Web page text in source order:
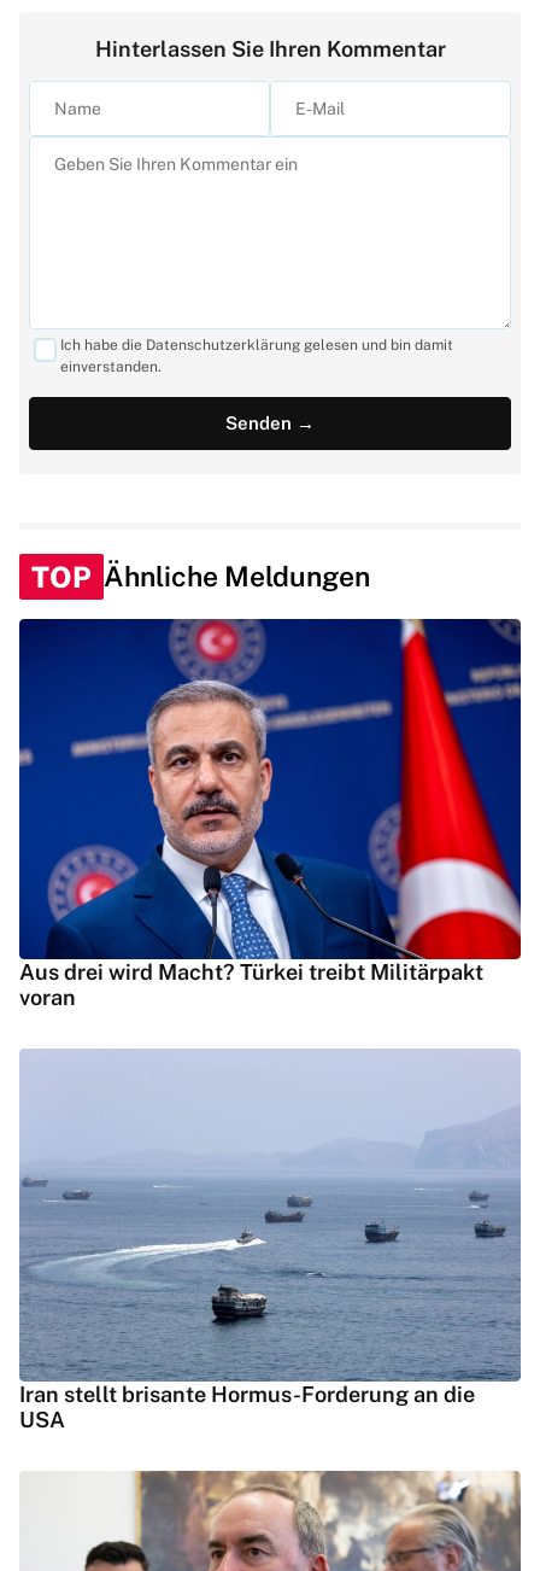
Hinterlassen Sie Ihren Kommentar
Ich habe die Datenschutzerklärung gelesen und bin damit
einverstanden.
TOP Ähnliche Meldungen
Aus drei wird Macht? Türkei treibt Militärpakt
voran
Iran stellt brisante Hormus-Forderung an die
USA